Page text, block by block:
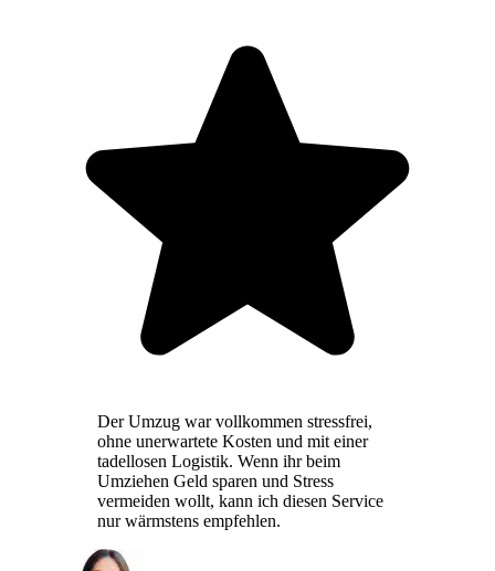
Der Umzug war vollkommen stressfrei,
ohne unerwartete Kosten und mit einer
tadellosen Logistik. Wenn ihr beim
Umziehen Geld sparen und Stress
vermeiden wollt, kann ich diesen Service
nur wärmstens empfehlen.